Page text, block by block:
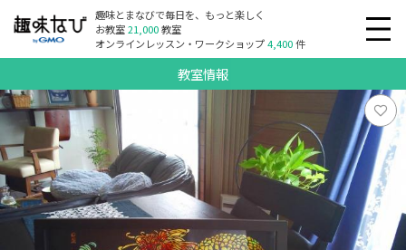
趣味とまなびで毎日を、もっと楽しく
お教室21,000教室
オンラインレッスン・ワークショップ4,400件
教室情報